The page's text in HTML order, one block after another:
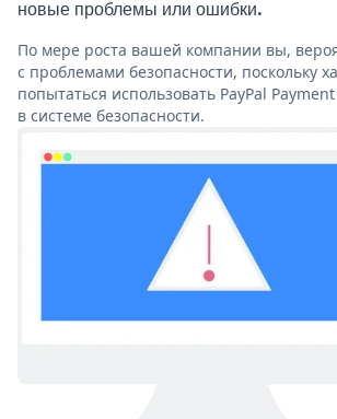
новые проблемы или ошибки.
По мере роста вашей компании вы,
с проблемами безопасности, поскольку
попытаться использовать PayPal
в системе безопасности.